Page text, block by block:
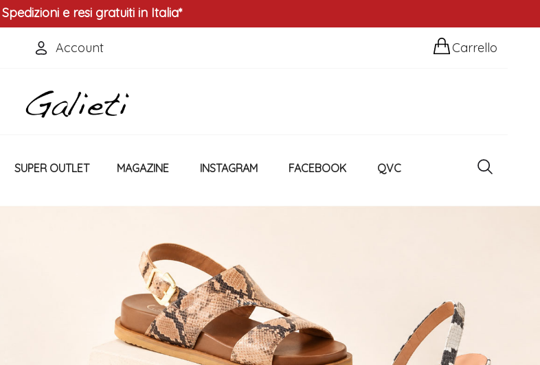
Spedizioni e resi gratuiti in Italia*
Account
Crea un Account
Carrello
SUPER OUTLET MAGAZINE INSTAGRAM FACEBOOK QVC